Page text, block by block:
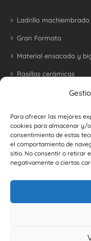
Para ofrecer las mejores
cookies para almacenar y/
consentimiento de estas
el comportamiento de
sitio. No consentir o retirar
negativamente a ciertas
Ladrillo machiembrado
Gran Formato
Material ensacado y
Rasillas cerámicas
Ladrillo refractario
Ladrillos y baldosas
Botellero cerámico